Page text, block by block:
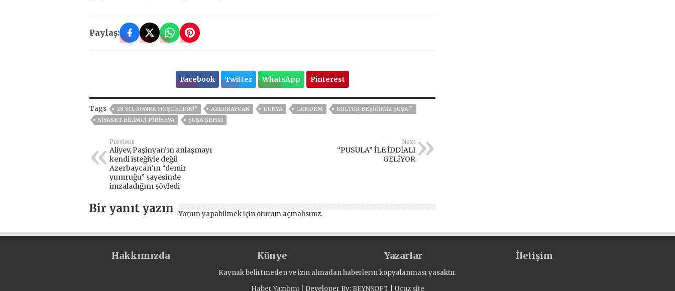
Paylaş:
Facebook Twitter WhatsApp Pinterest
Tags 28 YIL SONRA HOŞGELDIN!” AZERBAYCAN DÜNYA GÜNDEM
KÜLTÜR BEŞIĞIMIZ ŞUŞA!”
SIYASET BILIMCI PIRIYEVA
ŞUŞA ŞEHRİ
Previous
Aliyev, Paşinyan’ın anlaşmayı
kendi isteğiyle değil
Azerbaycan’ın “demir
yumruğu” sayesinde
imzaladığını söyledi
Next
“PUSULA” İLE İDDİALI
GELİYOR
Bir yanıt yazın Yorum yapabilmek için oturum açmalısınız.
Hakkımızda Künye Yazarlar İletişim
Kaynak belirtmeden ve izin almadan haberlerin kopyalanması yasaktır.
Haber Yazılımı| Developer By; BEYNSOFT Ucuz site